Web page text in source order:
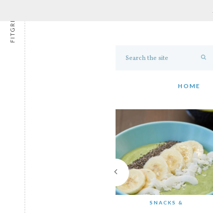
HOME
SNACKS &
FITGRESS